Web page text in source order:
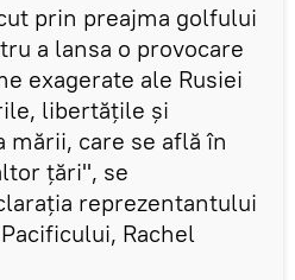
prin preajma golfului
a lansa o provocare
exagerate ale Rusiei
libertăţile şi
mării, care se află în
ţări", se
reprezentantului
Rachel